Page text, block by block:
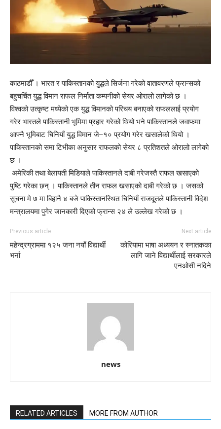
काठमाडौँ । भारत र पाकिस्तानको युद्धले सिर्जना गरेको वातावरणले फ्रान्सको
बहुचर्चित युद्ध विमान राफल निर्माता कम्पनीको सेयर ओरालो लागेको छ ।
विश्वको उत्कृष्ट मध्येको एक युद्ध विमानको परिचय बनाएको राफललाई प्रयोग
गरेर भारतले पाकिस्तानी भूमिमा प्रहार गरेको थियो भने पाकिस्तानले जवाफमा
आफ्नै भूमिबाट चिनियाँ युद्ध विमान जे–१० प्रयोग गरेर खसालेको थियो ।
पाकिस्तानको समा टिभीका अनुसार राफलको सेयर ८ प्रतिशतले ओरालो लागेको
छ ।
अमेरिकी तथा बेलायती मिडियाले पाकिस्तानले दाबी गरेजस्तै राफल खसाएको
पुष्टि गरेका छन् । पाकिस्तानले तीन राफल खसाएको दाबी गरेको छ । जसको
सूचना मे ७ मा बिहानै ४ बजे पाकिस्तानस्थित चिनियाँ राजदूतले पाकिस्तानी विदेश
मन्त्रालयमा पुगेर जानकारी दिएको फ्रान्स २४ ले उल्लेख गरेको छ ।
Previous article
महेन्द्रग्राममा १२५ जना नयाँ विद्यार्थी
भर्ना
Next article
कोरियामा भाषा अध्ययन र स्‍नातकका
लागि जाने विद्यार्थीलाई सरकारले
एनओसी नदिने
news
RELATED ARTICLES MORE FROM AUTHOR